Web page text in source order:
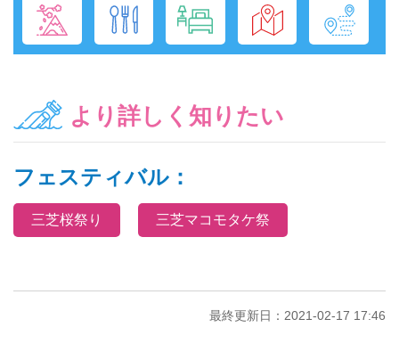
より詳しく知りたい
フェスティバル：
三芝桜祭り 三芝マコモタケ祭
最終更新日：2021-02-17 17:46